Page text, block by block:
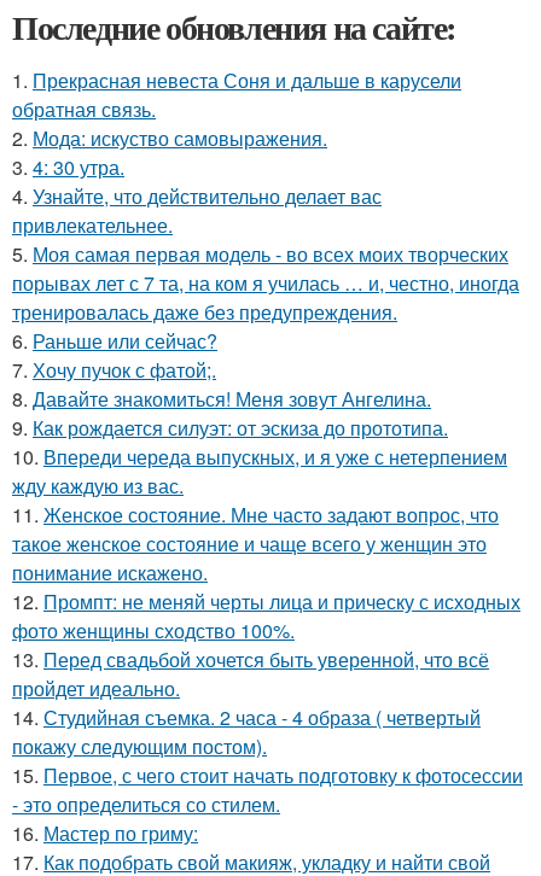
Последние обновления на сайте:
1. Прекрасная невеста Соня и дальше в карусели
обратная связь.
2. Мода: искуство самовыражения.
3. 4: 30 утра.
4. Узнайте, что действительно делает вас
привлекательнее.
5. Моя самая первая модель - во всех моих творческих
порывах лет с 7 та, на ком я училась … и, честно, иногда
тренировалась даже без предупреждения.
6. Раньше или сейчас?
7. Хочу пучок с фатой;.
8. Давайте знакомиться! Меня зовут Ангелина.
9. Как рождается силуэт: от эскиза до прототипа.
10. Впереди череда выпускных, и я уже с нетерпением
жду каждую из вас.
11. Женское состояние. Мне часто задают вопрос, что
такое женское состояние и чаще всего у женщин это
понимание искажено.
12. Промпт: не меняй черты лица и прическу с исходных
фото женщины сходство 100%.
13. Перед свадьбой хочется быть уверенной, что всё
пройдет идеально.
14. Студийная съемка. 2 часа - 4 образа ( четвертый
покажу следующим постом).
15. Первое, с чего стоит начать подготовку к фотосессии
- это определиться со стилем.
16. Мастер по гриму:
17. Как подобрать свой макияж, укладку и найти свой